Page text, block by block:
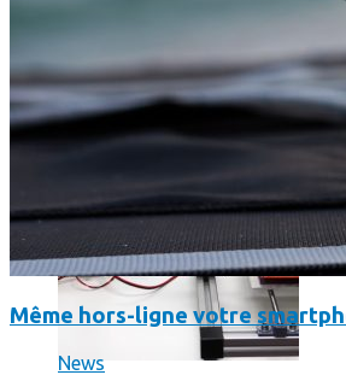
Même hors-ligne votre
News